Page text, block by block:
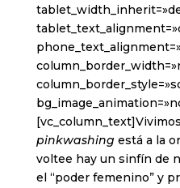
pinkwashing está a la
voltee hay un sinfín de
el “poder femenino” y